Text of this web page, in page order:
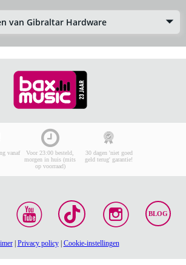
van Gibraltar Hardware
vanaf
Voor 23:00 besteld,
morgen in huis (mits
op voorraad)
30 dagen 'niet goed
geld terug' garantie!
BLOG
| Privacy policy| Cookie-instellingen